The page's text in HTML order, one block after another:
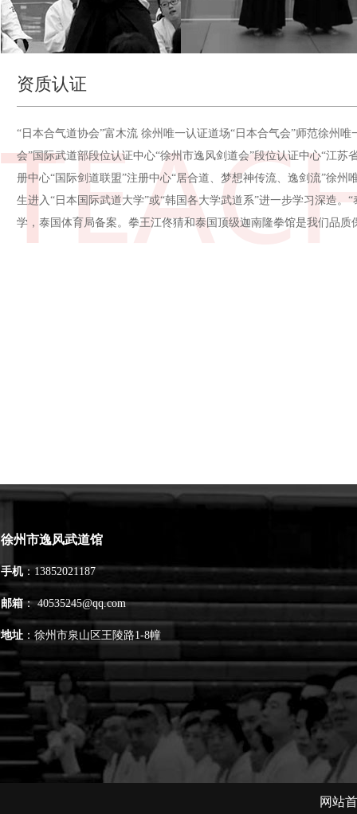
资质认证
“日本合气道协会”富木流 徐州唯一认证道场“日本合气会”师范徐州
会”国际武道部段位认证中心“徐州市逸风剑道会”段位认证中心“江苏
册中心“国际剑道联盟”注册中心“居合道、梦想神传流、逸剑流”徐州
生进入“日本国际武道大学”或“韩国各大学武道系”进一步学习深造。
学，泰国体育局备案。拳王江佟猜和泰国顶级迦南隆拳馆是我们品质
徐州市逸风武道馆
手机：13852021187
邮箱： 40535245@qq.com
地址 ： 徐州市泉山区王陵路1-8幢
网站